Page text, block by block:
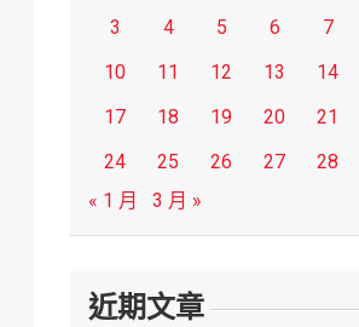
3
4 5 6 7
10
11 12 13 14
17
18 19 20 21
24
25 26 27 28
« 1 月
3 月 »
近期文章